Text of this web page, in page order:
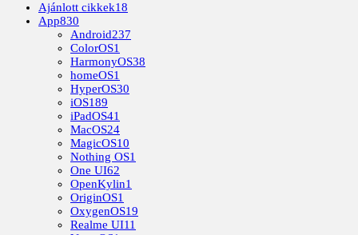
Ajánlott cikkek18
App830
Android237
ColorOS1
HarmonyOS38
homeOS1
HyperOS30
iOS189
iPadOS41
MacOS24
MagicOS10
Nothing OS1
One UI62
OpenKylin1
OriginOS1
OxygenOS19
Realme UI11